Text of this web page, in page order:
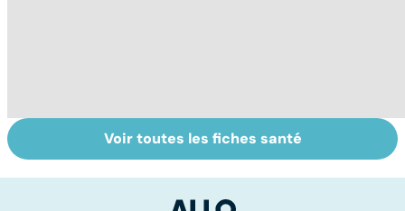
Maladie de Lyme,
quand les tiques
Tout savoir sur
les infections
Voir toutes les fiches santé